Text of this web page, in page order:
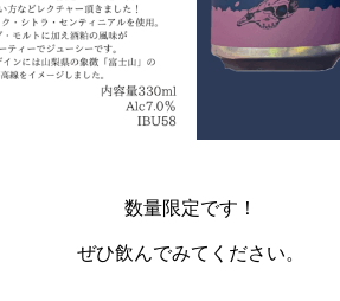
数量限定です！
ぜひ飲んでみてください。